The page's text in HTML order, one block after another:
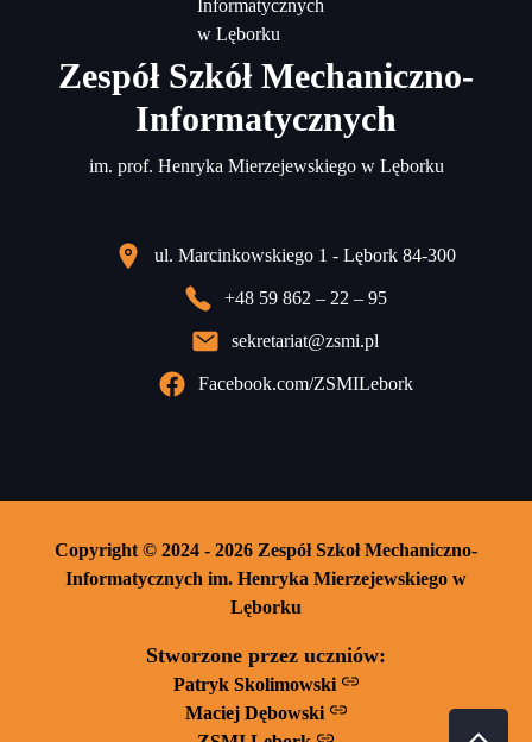
Zespół Szkół Mechaniczno-
Informatycznych
im. prof. Henryka Mierzejewskiego w Lęborku
ul. Marcinkowskiego 1 - Lębork 84-300
+48 59 862 – 22 – 95
sekretariat@zsmi.pl
Facebook.com/ZSMILebork
Copyright © 2024 - 2026 Zespół Szkoł Mechaniczno-
Informatycznych im. Henryka Mierzejewskiego w
Lęborku
Stworzone przez uczniów:
Patryk Skolimowski
Maciej Dębowski